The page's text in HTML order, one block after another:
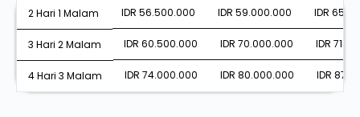
2 Hari 1 Malam IDR 56.500.000 IDR 59.000.000 IDR
3 Hari 2 Malam IDR 60.500.000 IDR 70.000.000 IDR
4 Hari 3 Malam IDR 74.000.000 IDR 80.000.000 IDR